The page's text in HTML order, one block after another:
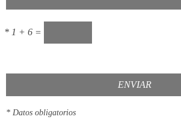
* 1 + 6 =
ENVIAR
* Datos obligatorios